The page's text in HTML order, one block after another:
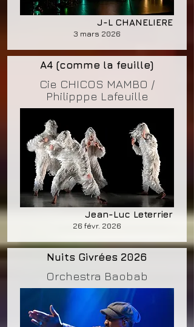
J-L CHANELIERE
3 mars 2026
A4 (comme la feuille)
Cie CHICOS MAMBO /
Philipppe Lafeuille
Jean-Luc Leterrier
26 févr. 2026
Nuits Givrées 2026
Orchestra Baobab